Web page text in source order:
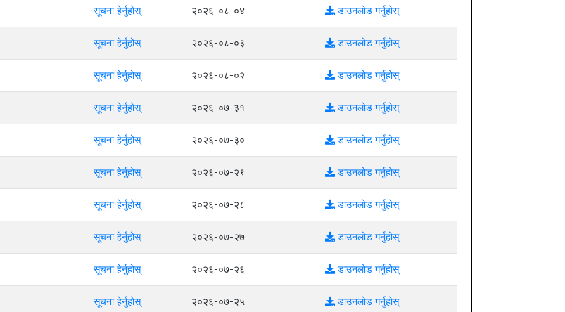
सूचना हेर्नुहोस् २०२६-०८-०४ डाउनलोड गर्नुहोस्
सूचना हेर्नुहोस् २०२६-०८-०३ डाउनलोड गर्नुहोस्
सूचना हेर्नुहोस् २०२६-०८-०२ डाउनलोड गर्नुहोस्
सूचना हेर्नुहोस् २०२६-०७-३१ डाउनलोड गर्नुहोस्
सूचना हेर्नुहोस् २०२६-०७-३० डाउनलोड गर्नुहोस्
सूचना हेर्नुहोस् २०२६-०७-२९ डाउनलोड गर्नुहोस्
सूचना हेर्नुहोस् २०२६-०७-२८ डाउनलोड गर्नुहोस्
सूचना हेर्नुहोस् २०२६-०७-२७ डाउनलोड गर्नुहोस्
सूचना हेर्नुहोस् २०२६-०७-२६ डाउनलोड गर्नुहोस्
सूचना हेर्नुहोस् २०२६-०७-२५ डाउनलोड गर्नुहोस्